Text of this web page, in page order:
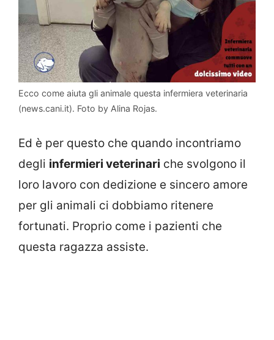
Ecco come aiuta gli animale questa infermiera veterinaria
(news.cani.it). Foto by Alina Rojas.
Ed è per questo che quando incontriamo
degli infermieri veterinari che svolgono il
loro lavoro con dedizione e sincero amore
per gli animali ci dobbiamo ritenere
fortunati. Proprio come i pazienti che
questa ragazza assiste.